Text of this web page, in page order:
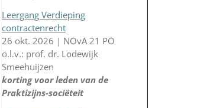
Leergang Verdieping
contractenrecht
26 okt. 2026 | NOvA 21 PO
o.l.v.: prof. dr. Lodewijk
Smeehuijzen
korting voor leden van de
Praktizijns-sociëteit